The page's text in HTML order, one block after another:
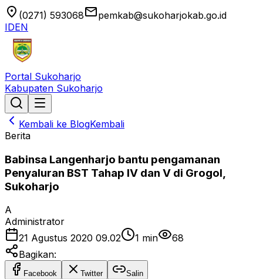
location_on (0271) 593068emailpemkab@sukoharjokab.go.id
IDEN
Portal Sukoharjo
Kabupaten Sukoharjo
Kembali ke BlogKembali
Berita
Babinsa Langenharjo bantu pengamanan
Penyaluran BST Tahap IV dan V di Grogol,
Sukoharjo
A
Administrator
21 Agustus 2020 09.02
1 min
68
Bagikan:
Facebook Twitter Salin